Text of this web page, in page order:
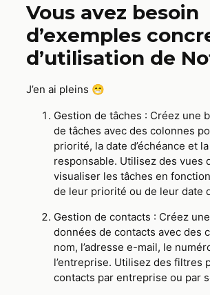
Vous avez besoin
d’exemples
d’utilisation de
J’en ai pleins 😁
Gestion de tâches : Créez une
de tâches avec des colonnes
priorité, la date d’échéance et
responsable. Utilisez des vues
visualiser les tâches en
de leur priorité ou de leur date
Gestion de contacts : Créez
données de contacts avec des
nom, l’adresse e-mail, le
l’entreprise. Utilisez des filtres
contacts par entreprise ou par